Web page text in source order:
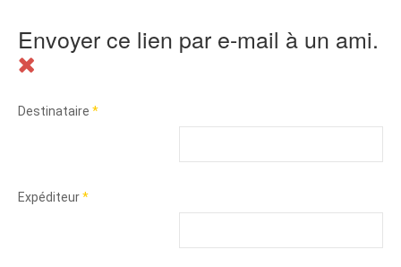
Envoyer ce lien par e-mail à un ami.
Destinataire *
Expéditeur*